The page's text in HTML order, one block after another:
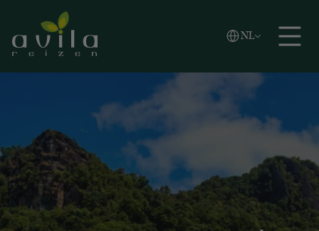
Zoeken
NL
Vlaams
English